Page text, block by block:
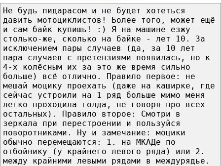
Не будь пидарасом и не будет хотеться
давить мотоциклистов! Более того, может ещё
и сам байк купишь! :) Я на машине езжу
столько-же, сколько на байке - лет 10. За
исключением пары случаев (да, за 10 лет
пара случаев с претензиями появилась, но к
4-х колёсным их за это же время сильно
больше) всё отлично. Правило первое: не
мешай моцику проехать (даже на каширке, где
сейчас устроили на 1 ряд больше мимо меня
легко проходила голда, не говоря про всех
остальных). Правило второе: Смотри в
зеркала при перестроении и пользуйся
поворотниками. Ну и замечание: моцики
обычно перемещаются: 1. на МКАДе по
отбойнику (у крайнего левого ряда) или 2.
между крайними левыми рядами в междурядье.